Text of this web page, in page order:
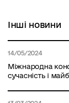
Інші новини
14/05/2024
Міжнародна
сучасність і